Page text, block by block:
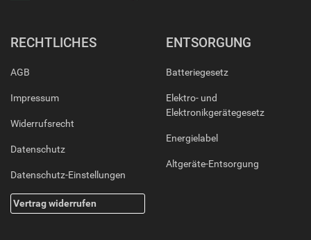
RECHTLICHES
AGB
Impressum
Widerrufsrecht
Datenschutz
Datenschutz-Einstellungen
Vertrag widerrufen
ENTSORGUNG
Batteriegesetz
Elektro- und
Elektronikgerätegesetz
Energielabel
Altgeräte-Entsorgung